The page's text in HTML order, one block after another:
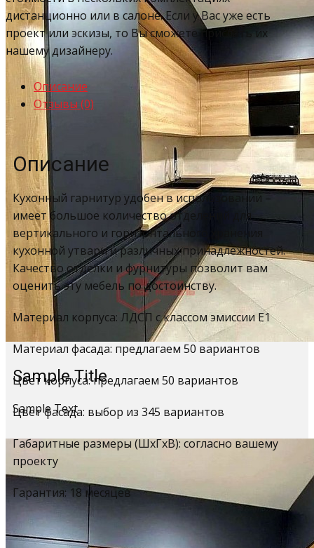
Sample Title
Sample Text
дистанционно или в салоне. Если у Вас уже есть
проект или эскизы, то Вы сможете прислать их
нашему дизайнеру.
Описание
Отзывы (0)
Описание
Кухонный гарнитур удобен в использовании –
имеет большое количество отделений для
вертикального и горизонтального хранения
кухонной утвари и различных принадлежностей.
Качество отделки и фурнитуры позволит вам
оценить эту мебель по достоинству.
Материал корпуса: ЛДСП с классом эмиссии Е1
Материал фасада: предлагаем 50 вариантов
Цвет корпуса: предлагаем 50 вариантов
Цвет фасада: выбор из 345 вариантов
Габаритные размеры (ШхГхВ): согласно вашему
проекту
Гарантия: 18 месяцев